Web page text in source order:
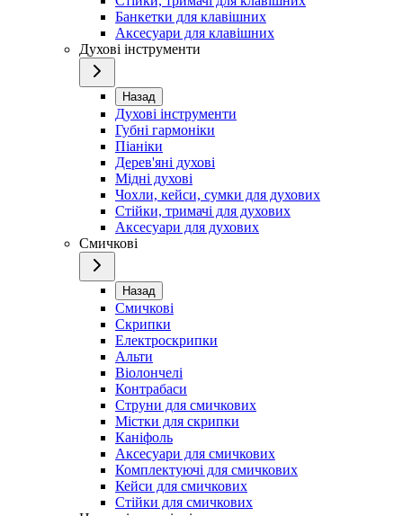
Банкетки для клавішних
Аксесуари для клавішних
Духові інструменти
Назад
Духові інструменти
Губні гармоніки
Піаніки
Дерев'яні духові
Мідні духові
Чохли, кейси, сумки для духових
Стійки, тримачі для духових
Аксесуари для духових
Смичкові
Назад
Смичкові
Скрипки
Електроскрипки
Альти
Віолончелі
Контрабаси
Струни для смичкових
Містки для скрипки
Каніфоль
Аксесуари для смичкових
Комплектуючі для смичкових
Кейси для смичкових
Стійки для смичкових